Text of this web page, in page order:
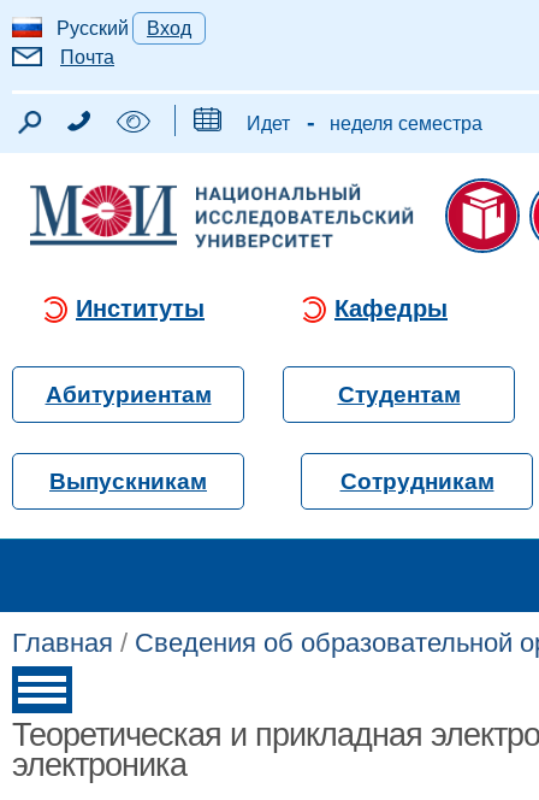
Русский
Вход
Почта
Идет - неделя семестра
Институты Кафедры
Абитуриентам Студентам
Выпускникам Сотрудникам
Главная / Сведения об образовательной
Теоретическая и прикладная
электроника